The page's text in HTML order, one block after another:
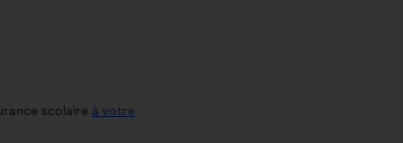
scolaire à votre